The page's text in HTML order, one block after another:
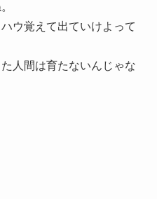
ウ覚えて出ていけよって
人間は育たないんじゃな